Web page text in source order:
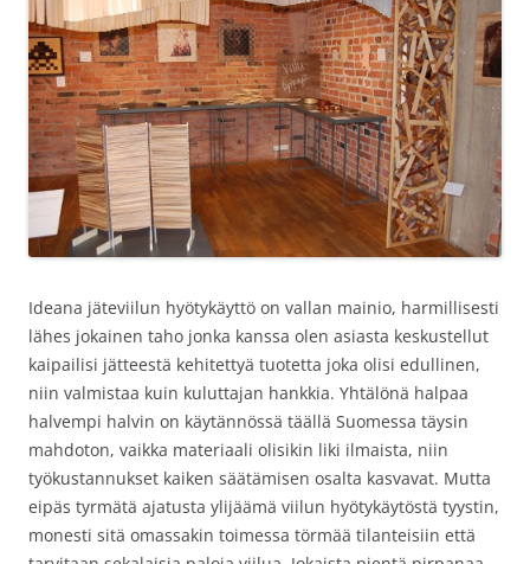
Ideana jäteviilun hyötykäyttö on vallan mainio, harmillisesti
lähes jokainen taho jonka kanssa olen asiasta keskustellut
kaipailisi jätteestä kehitettyä tuotetta joka olisi edullinen,
niin valmistaa kuin kuluttajan hankkia. Yhtälönä halpaa
halvempi halvin on käytännössä täällä Suomessa täysin
mahdoton, vaikka materiaali olisikin liki ilmaista, niin
työkustannukset kaiken säätämisen osalta kasvavat. Mutta
eipäs tyrmätä ajatusta ylijäämä viilun hyötykäytöstä tyystin,
monesti sitä omassakin toimessa törmää tilanteisiin että